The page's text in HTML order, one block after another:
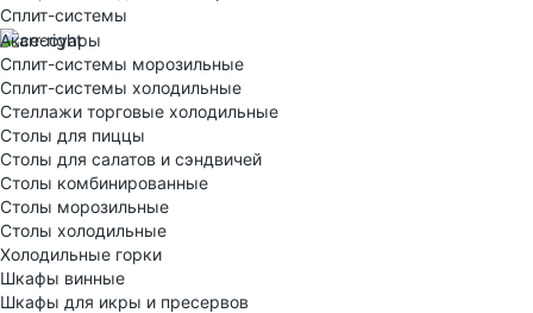
Сплит-системы
Аксессуары
Сплит-системы морозильные
Сплит-системы холодильные
Стеллажи торговые холодильные
Столы для пиццы
Столы для салатов и сэндвичей
Столы комбинированные
Столы морозильные
Столы холодильные
Холодильные горки
Шкафы винные
Шкафы для икры и пресервов